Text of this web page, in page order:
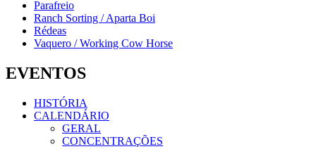
Parafreio
Ranch Sorting / Aparta Boi
Rédeas
Vaquero / Working Cow Horse
EVENTOS
HISTÓRIA
CALENDÁRIO
GERAL
CONCENTRAÇÕES